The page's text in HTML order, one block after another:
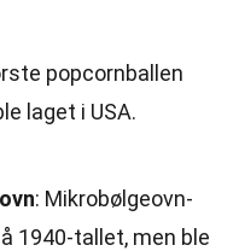
popcornballen
laget i USA.
: Mikrobølgeovn-
1940-tallet, men ble